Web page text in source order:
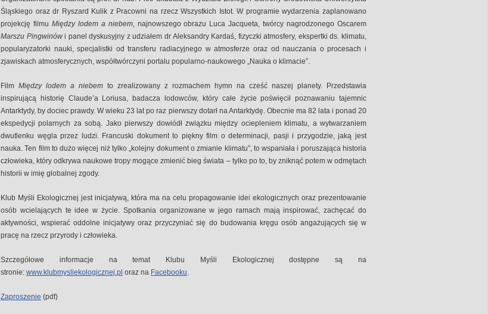
Śląskiego oraz dr Ryszard Kulik z Pracowni na rzecz Wszystkich Istot. W programie wydarzenia zaplanowano
projekcję filmu Między lodem a niebem, najnowszego obrazu Luca Jacqueta, twórcy nagrodzonego Oscarem
Marszu Pingwinówi panel dyskusyjny z udziałem dr Aleksandry Kardaś, fizyczki atmosfery, ekspertki ds. klimatu,
popularyzatorki nauki, specjalistki od transferu radiacyjnego w atmosferze oraz od nauczania o procesach i
zjawiskach atmosferycznych, współtwórczyni portalu popularno-naukowego „Nauka o klimacie”.
Film Między lodem a niebem to zrealizowany z rozmachem hymn na cześć naszej planety. Przedstawia
inspirującą historię Claude’a Loriusa, badacza lodowców, który całe życie poświęcił poznawaniu tajemnic
Antarktydy, by dociec prawdy. W wieku 23 lat po raz pierwszy dotarł na Antarktydę. Obecnie ma 82 lata i ponad 20
ekspedycji polarnych za sobą. Jako pierwszy dowiódł związku między ociepleniem klimatu, a wytwarzaniem
dwutlenku węgla przez ludzi. Francuski dokument to piękny film o determinacji, pasji i przygodzie, jaką jest
nauka. Ten film to dużo więcej niż tylko „kolejny dokument o zmianie klimatu”, to wspaniała i poruszająca historia
człowieka, który odkrywa naukowe tropy mogące zmienić bieg świata – tylko po to, by zniknąć potem w odmętach
historii w imię globalnej zgody.
Klub Myśli Ekologicznej jest inicjatywą, która ma na celu propagowanie idei ekologicznych oraz prezentowanie
osób wcielających te idee w życie. Spotkania organizowane w jego ramach mają inspirować, zachęcać do
aktywności, wspierać oddolne inicjatywy oraz przyczyniać się do budowania kręgu osób angażujących się w
pracę na rzecz przyrody i człowieka.
Szczegółowe informacje na temat Klubu Myśli Ekologicznej dostępne są na
stronie: www.klubmysliekologicznej.pl oraz na Facebooku
Zaproszenie (pdf)